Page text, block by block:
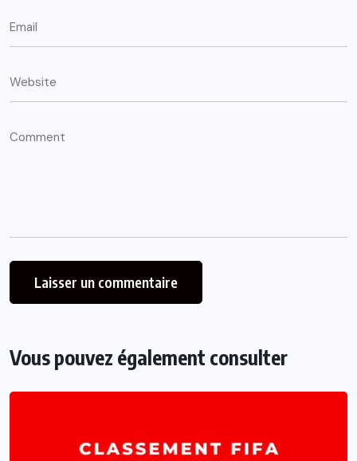
Vous pouvez également consulter